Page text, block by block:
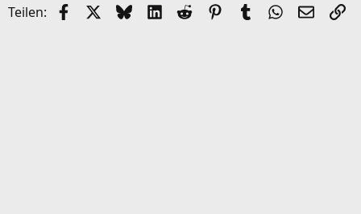
Teilen:
FacebookX (Twitter)
BlueskyLinkedIn
Reddit Pinterest
Tumblr WhatsApp
E-Mail